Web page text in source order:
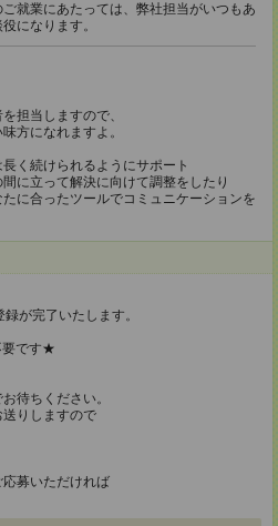
就業にあたっては、弊社担当がいつもあ
になります。
担当しますので、
方になれますよ。
く続けられるようにサポート
に立って解決に向けて調整をしたり
に合ったツールでコミュニケーションを
が完了いたします。
要です★
待ちください。
りしますので
募いただければ